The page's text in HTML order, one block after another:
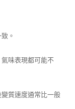
。
味表現都可能不
質速度通常比一般